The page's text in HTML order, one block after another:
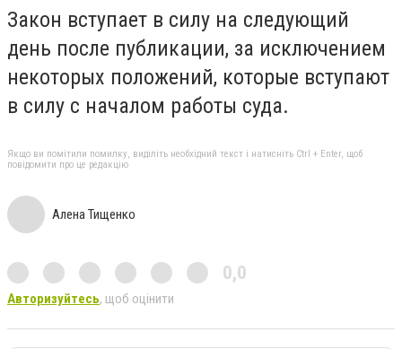
Закон вступает в силу на следующий
день после публикации, за исключением
некоторых положений, которые вступают
в силу с началом работы суда.
Якщо ви помітили помилку, виділіть необхідний текст і натисніть Ctrl + Enter, щоб
повідомити про це редакцію
Алена Тищенко
0,0
Авторизуйтесь, щоб оцінити